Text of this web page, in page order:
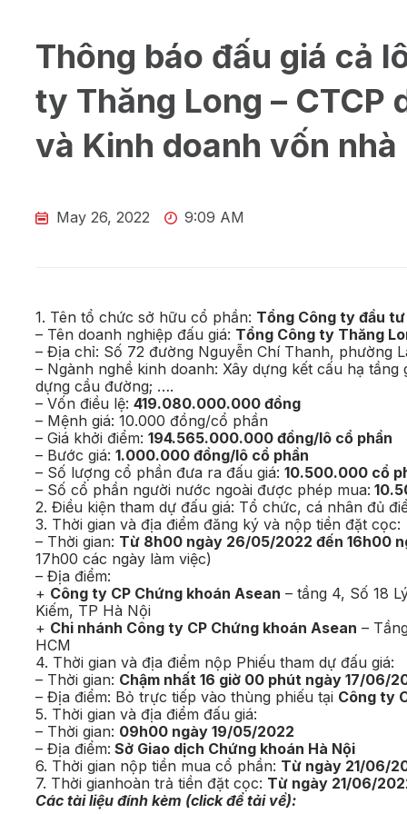
Thông báo đấu giá cả
ty Thăng Long –
và Kinh doanh vốn
May 26, 2022 9:09 AM
1. Tên tổ chức sở hữu cổ phần: Tổng Công ty đầu
– Tên doanh nghiệp đấu giá: Tổng Công ty Thăng
– Địa chỉ: Số 72 đường Nguyễn Chí Thanh, phường
– Ngành nghề kinh doanh: Xây dựng kết cấu hạ
dựng cầu đường; ….
– Vốn điều lệ: 419.080.000.000 đồng
– Mệnh giá: 10.000 đồng/cổ phần
– Giá khởi điểm: 194.565.000.000 đồng/lô cổ phần
– Bước giá: 1.000.000 đồng/lô cổ phần
– Số lượng cổ phần đưa ra đấu giá: 10.500.000 cổ
– Số cổ phần người nước ngoài được phép mua:
2. Điều kiện tham dự đấu giá: Tổ chức, cá nhân đủ
3. Thời gian và địa điểm đăng ký và nộp tiền đặt cọc:
– Thời gian: Từ 8h00 ngày 26/05/2022 đến 16h00
17h00 các ngày làm việc)
– Địa điểm:
+ Công ty CP Chứng khoán Asean – tầng 4, Số 18
Kiếm, TP Hà Nội
+ Chi nhánh Công ty CP Chứng khoán Asean –
HCM
4. Thời gian và địa điểm nộp Phiếu tham dự đấu giá:
– Thời gian: Chậm nhất 16 giờ 00 phút ngày 17/06/
– Địa điểm: Bỏ trực tiếp vào thùng phiếu tại Công ty
5. Thời gian và địa điểm đấu giá:
– Thời gian: 09h00 ngày 19/05/2022
– Địa điểm: Sở Giao dịch Chứng khoán Hà Nội
6. Thời gian nộp tiền mua cổ phần: Từ ngày 21/06/
7. Thời gianhoàn trả tiền đặt cọc: Từ ngày 21/06/
Các tài liệu đính kèm (click để tải về):